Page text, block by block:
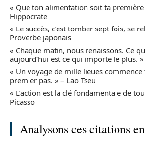
« Que ton alimentation soit ta première
Hippocrate
« Le succès, c’est tomber sept fois, se
Proverbe japonais
« Chaque matin, nous renaissons. Ce
aujourd’hui est ce qui importe le plus.
« Un voyage de mille lieues
premier pas. » – Lao Tseu
« L’action est la clé fondamentale de
Picasso
Analysons ces citations